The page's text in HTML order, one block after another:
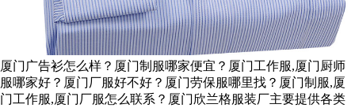
厦门广告衫怎么样？厦门制服哪家便宜？厦门工作服,厦门厨师
服哪家好？厦门厂服好不好？厦门劳保服哪里找？厦门制服,厦
门工作服,厦门厂服怎么联系？厦门欣兰格服装厂主要提供各类